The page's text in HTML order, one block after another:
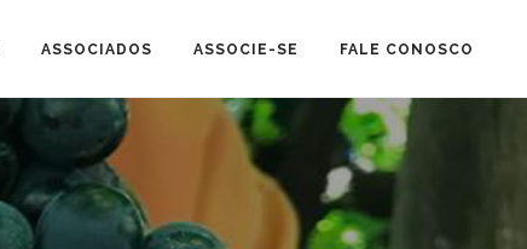
ASSOCIADOS ASSOCIE-SE FALE CONOSCO